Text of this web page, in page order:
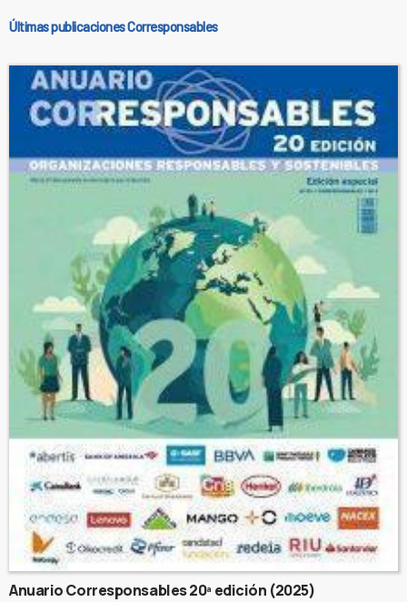
Últimas publicaciones Corresponsables
Anuario Corresponsables 20ª edición (2025)